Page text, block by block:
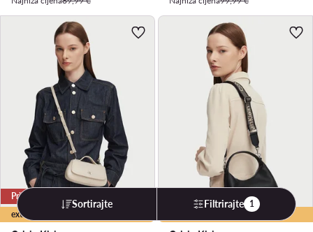
extra -15% Kod: LAST
Prilika
extra -15% Kod: LAST
Sortirajte Filtrirajte 1